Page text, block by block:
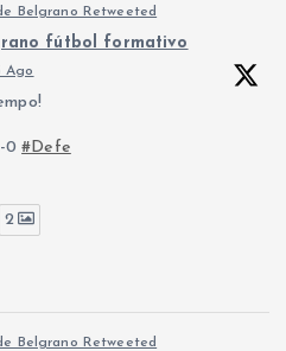
Belgrano Retweeted
fútbol formativo
Ago
0#Defe
2
Belgrano Retweeted